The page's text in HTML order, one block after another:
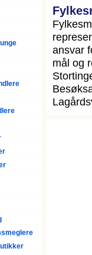
ansvar
mål og